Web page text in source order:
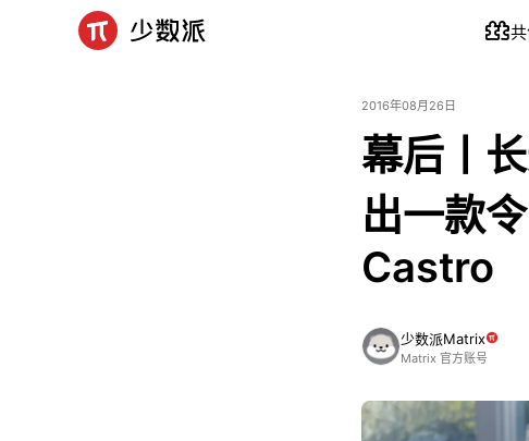
2016年08月26日
幕后丨
出一款
Castro
少数派Matrix
Matrix 官方账号